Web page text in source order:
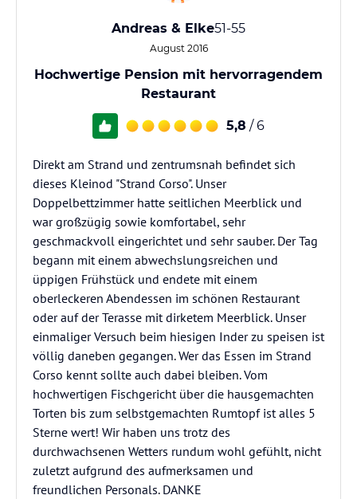
Andreas & Elke51-55
August 2016
Hochwertige Pension mit hervorragendem
Restaurant
5,8 / 6
Direkt am Strand und zentrumsnah befindet sich
dieses Kleinod "Strand Corso". Unser
Doppelbettzimmer hatte seitlichen Meerblick und
war großzügig sowie komfortabel, sehr
geschmackvoll eingerichtet und sehr sauber. Der Tag
begann mit einem abwechslungsreichen und
üppigen Frühstück und endete mit einem
oberleckeren Abendessen im schönen Restaurant
oder auf der Terasse mit dirketem Meerblick. Unser
einmaliger Versuch beim hiesigen Inder zu speisen ist
völlig daneben gegangen. Wer das Essen im Strand
Corso kennt sollte auch dabei bleiben. Vom
hochwertigen Fischgericht über die hausgemachten
Torten bis zum selbstgemachten Rumtopf ist alles 5
Sterne wert! Wir haben uns trotz des
durchwachsenen Wetters rundum wohl gefühlt, nicht
zuletzt aufgrund des aufmerksamen und
freundlichen Personals. DANKE